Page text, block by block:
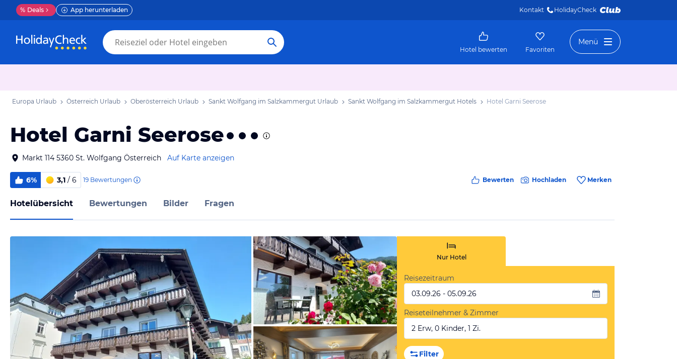
% Deals App herunterladen Kontakt HolidayCheck
Hotel bewerten Favoriten
Menü
Europa Urlaub Österreich Urlaub Oberösterreich Urlaub Sankt Wolfgang im Salzkammergut Urlaub Sankt Wolfgang im Salzkammergut Hotels Hotel Garni Seerose
Hotel Garni Seerose
Markt 114 5360 St. Wolfgang Österreich Auf Karte anzeigen
6% 3,1 / 6 19 Bewertungen Bewerten Hochladen Merken
Hotelübersicht Bewertungen Bilder Fragen
von Booking.com
Nur Hotel
Reisezeitraum
03.09.26 - 05.09.26
Reiseteilnehmer & Zimmer
2 Erw, 0 Kinder, 1 Zi.
Filter